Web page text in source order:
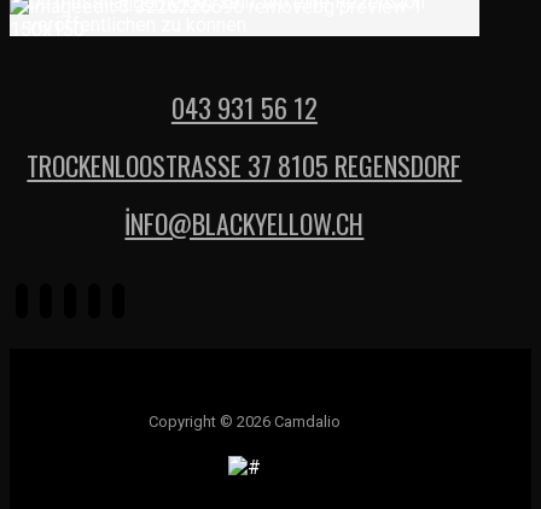
043 931 56 12
TROCKENLOOSTRASSE 37 8105 REGENSDORF
İNFO@BLACKYELLOW.CH
Copyright © 2026 Camdalio